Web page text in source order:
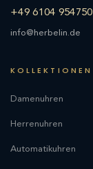
+49 6104 954750
info@herbelin.de
KOLLEKTIONEN
Damenuhren
Herrenuhren
Automatikuhren